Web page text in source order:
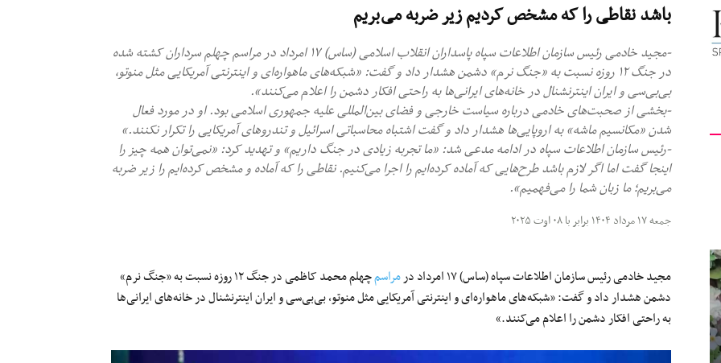
کیهان
لندن
باشد نقاطی را که مشخص کردیم زیر ضربه می‌بریم
-مجید خادمی رئیس سازمان اطلاعات سپاه پاسداران انقلاب اسلامی (ساس) ۱۷ امرداد در مراسم چهلم سرداران کشته شده
در جنگ ۱۲ روزه نسبت به «جنگ نرم» دشمن هشدار داد و گفت: «شبکه‌های ماهواره‌ای و اینترنتی آمریکایی مثل منوتو،
بی‌بی‌سی و ایران اینترنشنال در خانه‌های ایرانی‌ها به راحتی افکار دشمن را اعلام می‌کنند».
-بخشی از صحبت‌های خادمی درباره سیاست خارجی و فضای بین‌المللی علیه جمهوری اسلامی بود. او در مورد فعال
شدن «مکانسیم ماشه» به اروپایی‌ها هشدار داد و گفت اشتباه محاسباتی اسرائیل و تندروهای آمریکایی را تکرار نکنند.»
-رئیس سازمان اطلاعات سپاه در ادامه مدعی شد: «ما تجربه زیادی در جنگ داریم» و تهدید کرد: «نمی‌توان همه چیز را
اینجا گفت اما اگر لازم باشد طرح‌هایی که آماده کرده‌ایم را اجرا می‌کنیم. نقاطی را که آماده و مشخص کرده‌ایم را زیر ضربه
می‌بریم؛ ما زبان شما را می‌فهمیم».
جمعه ۱۷ مرداد ۱۴۰۴ برابر با ۰۸ اوت ۲۰۲۵
مجید خادمی رئیس سازمان اطلاعات سپاه (ساس) ۱۷ امرداد در مراسم
چهلم محمد کاظمی در جنگ ۱۲ روزه نسبت به «جنگ نرم»
دشمن هشدار داد و گفت: «شبکه‌های ماهواره‌ای و اینترنتی آمریکایی مثل منوتو، بی‌بی‌سی و ایران اینترنشنال در خانه‌های ایرانی‌ها
به راحتی افکار دشمن را اعلام می‌کنند.»